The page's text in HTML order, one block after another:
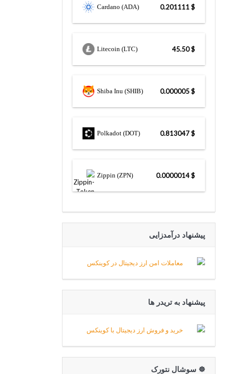
Cardano (ADA) $ 0.201111
Litecoin (LTC) $ 45.50
Shiba Inu (SHIB) $ 0.000005
Polkadot (DOT) $ 0.813047
Zippin (ZPN) $ 0.0000014
پیشنهاد درآمدزایی
پیشنهاد به تریدر ها
☸️ سوشال نتورک